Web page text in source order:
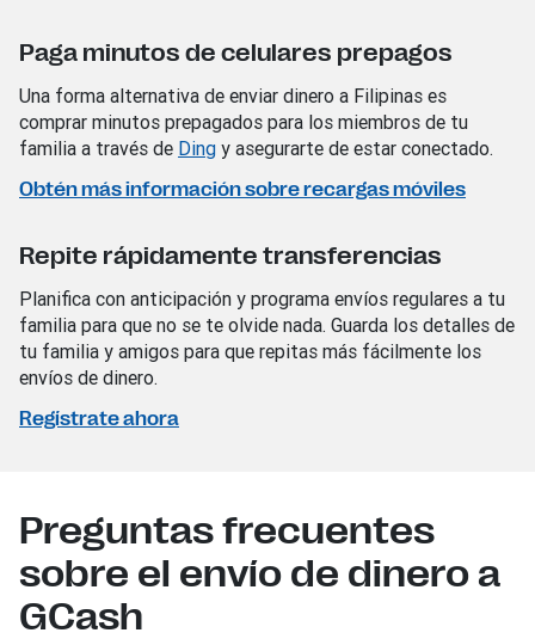
Paga minutos de celulares prepagos
Una forma alternativa de enviar dinero a Filipinas es
comprar minutos prepagados para los miembros de tu
familia a través de Ding y asegurarte de estar conectado.
Obtén más información sobre recargas móviles
Repite rápidamente transferencias
Planifica con anticipación y programa envíos regulares a tu
familia para que no se te olvide nada. Guarda los detalles de
tu familia y amigos para que repitas más fácilmente los
envíos de dinero.
Regístrate ahora
Preguntas frecuentes
sobre el envío de dinero a
GCash